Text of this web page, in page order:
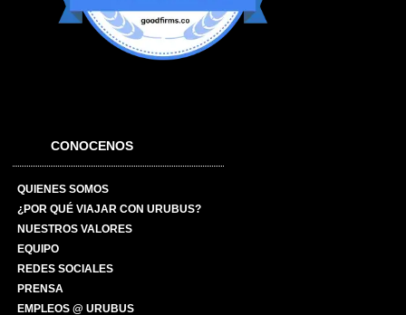
CONOCENOS
QUIENES SOMOS
¿POR QUÉ VIAJAR CON URUBUS?
NUESTROS VALORES
EQUIPO
REDES SOCIALES
PRENSA
EMPLEOS @ URUBUS